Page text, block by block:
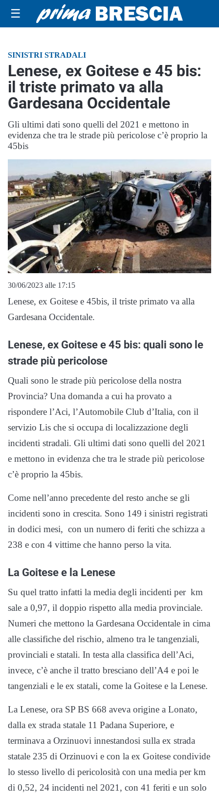
☰
SINISTRI STRADALI
Lenese, ex Goitese e 45 bis:
il triste primato va alla
Gardesana Occidentale
Gli ultimi dati sono quelli del 2021 e mettono in
evidenza che tra le strade più pericolose c’è proprio la
45bis
30/06/2023 alle 17:15
Lenese, ex Goitese e 45bis, il triste primato va alla
Gardesana Occidentale.
Lenese, ex Goitese e 45 bis: quali sono le
strade più pericolose
Quali sono le strade più pericolose della nostra
Provincia? Una domanda a cui ha provato a
rispondere l’Aci, l’Automobile Club d’Italia, con il
servizio Lis che si occupa di localizzazione degli
incidenti stradali. Gli ultimi dati sono quelli del 2021
e mettono in evidenza che tra le strade più pericolose
c’è proprio la 45bis.
Come nell’anno precedente del resto anche se gli
incidenti sono in crescita. Sono 149 i sinistri registrati
in dodici mesi, con un numero di feriti che schizza a
238 e con 4 vittime che hanno perso la vita.
La Goitese e la Lenese
Su quel tratto infatti la media degli incidenti per km
sale a 0,97, il doppio rispetto alla media provinciale.
Numeri che mettono la Gardesana Occidentale in cima
alle classifiche del rischio, almeno tra le tangenziali,
provinciali e statali. In testa alla classifica dell’Aci,
invece, c’è anche il tratto bresciano dell’A4 e poi le
tangenziali e le ex statali, come la Goitese e la Lenese.
La Lenese, ora SP BS 668 aveva origine a Lonato,
dalla ex strada statale 11 Padana Superiore, e
terminava a Orzinuovi innestandosi sulla ex strada
statale 235 di Orzinuovi e con la ex Goitese condivide
lo stesso livello di pericolosità con una media per km
di 0,52, 24 incidenti nel 2021, con 41 feriti e un solo